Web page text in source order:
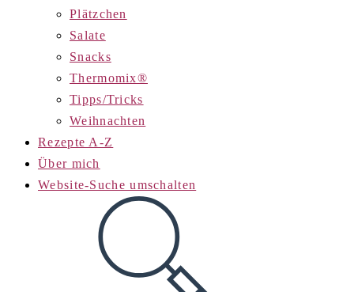
Plätzchen
Salate
Snacks
Thermomix®
Tipps/Tricks
Weihnachten
Rezepte A-Z
Über mich
Website-Suche umschalten